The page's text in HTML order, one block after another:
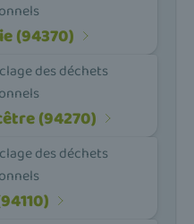
(94370)
des déchets
(94270)
des déchets